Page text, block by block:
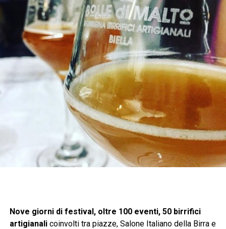
Nove giorni di festival, oltre 100 eventi, 50 birrifici
artigianalicoinvolti tra piazze, Salone Italiano della Birra e